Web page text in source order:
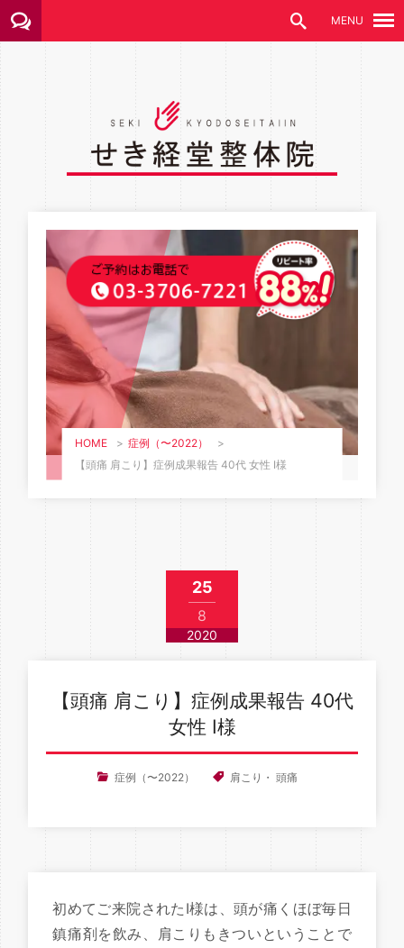
HOME > 症例（〜2022）
>
【頭痛 肩こり】症例成果報告 40代 女性 I様
25
8
2020
【頭痛 肩こり】症例成果報告 40代
女性 I様
症例（〜2022） 肩こり ・ 頭痛
初めてご来院されたI様は、頭が痛くほぼ毎日
鎮痛剤を飲み、肩こりもきついということで